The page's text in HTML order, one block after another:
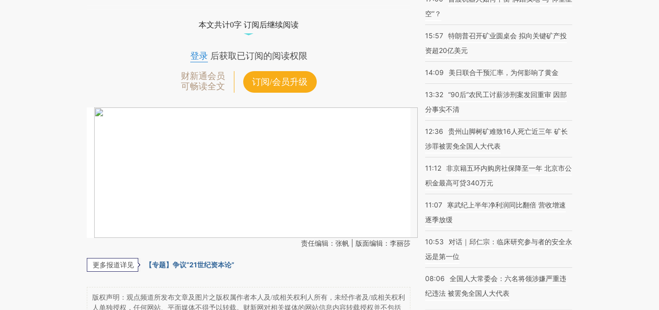
本文共计0字 订阅后继续阅读
登录后获取已订阅的阅读权限
财新通会员
可畅读全文
订阅/会员升级
责任编辑：张帆 | 版面编辑：李丽莎
更多报道详见 【专题】争议“21世纪资本论”
版权声明：观点频道所发布文章及图片之版权属作者本人及/或相关权利人所有，未经作者及/或相关权利
人单独授权，任何网站、平面媒体不得予以转载。财新网对相关媒体的网站信息内容转载授权并不包括
空”？
15:57 特朗普召开矿业圆桌会 拟向关键矿产投
资超20亿美元
14:09 美日联合干预汇率，为何影响了黄金
13:32 “90后”农民工讨薪涉刑案发回重审 因部
分事实不清
12:36
贵州山脚树矿难致16人死亡近三年 矿长
涉罪被罢免全国人大代表
11:12 非京籍五环内购房社保降至一年 北京市公
积金最高可贷340万元
11:07
寒武纪上半年净利润同比翻倍 营收增速
逐季放缓
10:53
对话｜邱仁宗：临床研究参与者的安全永
远是第一位
08:06
全国人大常委会：六名将领涉嫌严重违
纪违法 被罢免全国人大代表